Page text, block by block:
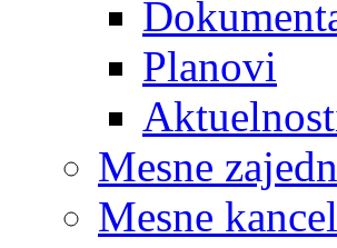
Planovi
Mesne
Mesne